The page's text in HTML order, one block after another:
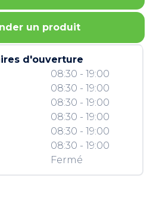
un produit
d'ouverture
08:30 - 19:00
08:30 - 19:00
08:30 - 19:00
08:30 - 19:00
08:30 - 19:00
08:30 - 19:00
Fermé